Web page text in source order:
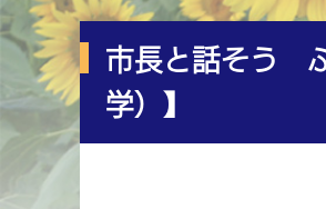
市長と話そう
学）】